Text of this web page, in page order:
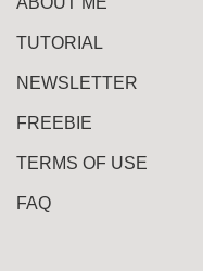
TUTORIAL
NEWSLETTER
FREEBIE
TERMS OF USE
FAQ